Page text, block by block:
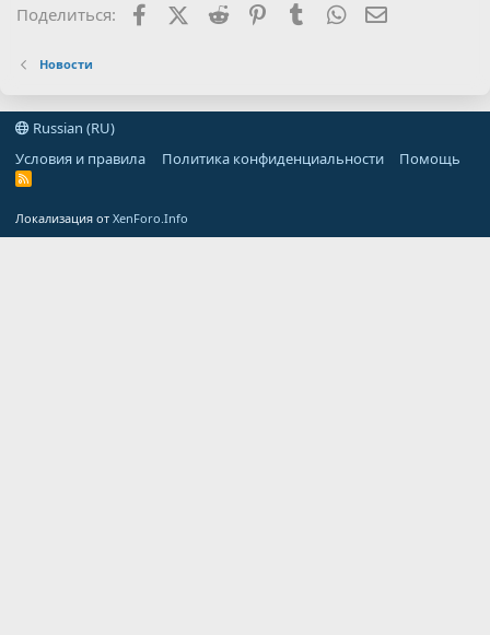
Поделиться: FacebookX (Twitter)
Reddit PinterestTumblr WhatsApp
Новости
Russian (RU)
Условия и правила
Политика конфиденциальности Помощь
R
Локализация от XenForo.Info